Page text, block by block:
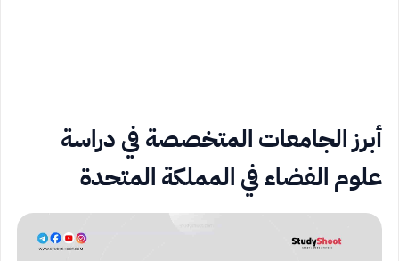
أبرز الجامعات المتخصصة في دراسة
علوم الفضاء في المملكة المتحدة